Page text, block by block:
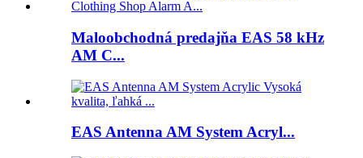
Maloobchodná predajňa EAS 58 kHz
AM C...
EAS Antenna AM System Acryl...